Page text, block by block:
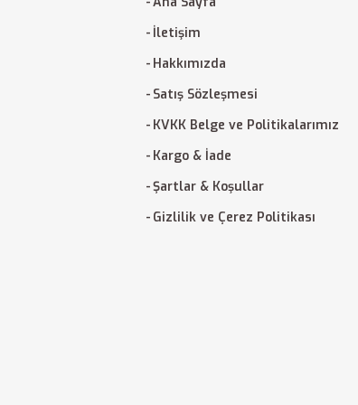
İletişim
Hakkımızda
Satış Sözleşmesi
KVKK Belge ve Politikalarımız
Kargo & İade
Şartlar & Koşullar
Gizlilik ve Çerez Politikası